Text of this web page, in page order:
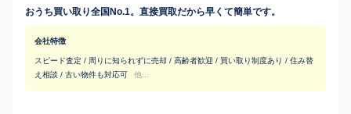
おうち買い取り全国No.1。直接買取だから早くて簡単です。
会社特徴
スピード査定 / 周りに知られずに売却 / 高齢者歓迎 / 買い取り制度あり / 住み替
え相談 / 古い物件も対応可
他...